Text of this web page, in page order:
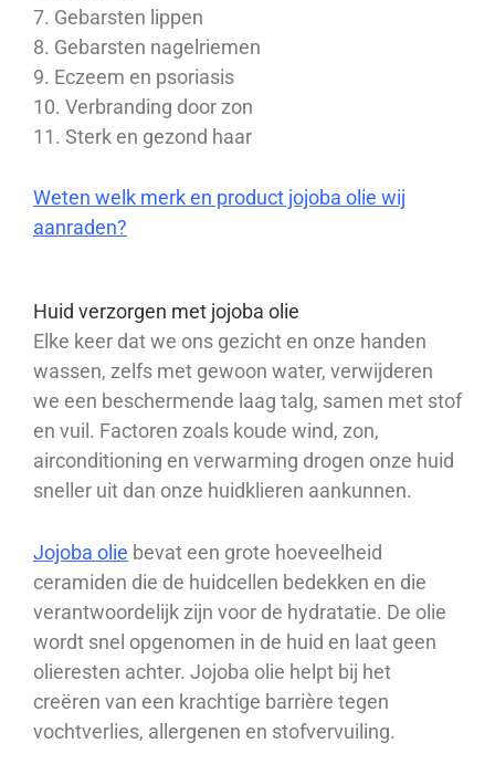
7. Gebarsten lippen
8. Gebarsten nagelriemen
9. Eczeem en psoriasis
10. Verbranding door zon
11. Sterk en gezond haar
Weten welk merk en product jojoba olie wij
aanraden?
Huid verzorgen met jojoba olie
Elke keer dat we ons gezicht en onze handen
wassen, zelfs met gewoon water, verwijderen
we een beschermende laag talg, samen met stof
en vuil. Factoren zoals koude wind, zon,
airconditioning en verwarming drogen onze huid
sneller uit dan onze huidklieren aankunnen.
Jojoba olie bevat een grote hoeveelheid
ceramiden die de huidcellen bedekken en die
verantwoordelijk zijn voor de hydratatie. De olie
wordt snel opgenomen in de huid en laat geen
olieresten achter. Jojoba olie helpt bij het
creëren van een krachtige barrière tegen
vochtverlies, allergenen en stofvervuiling.